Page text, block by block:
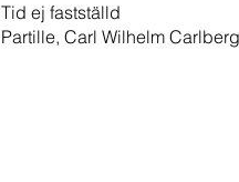
Tid ej fastställd
Partille, Carl Wilhelm